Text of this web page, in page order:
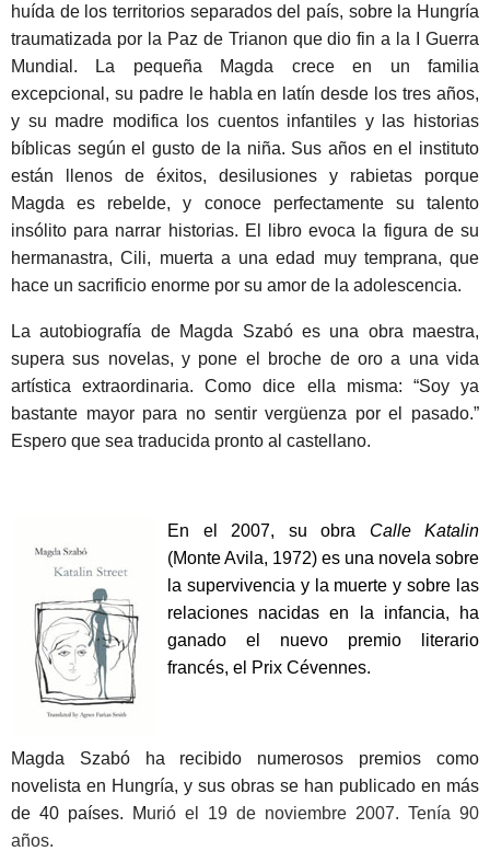
huída de los territorios separados del país, sobre la Hungría
traumatizada por la Paz de Trianon que dio fin a la I Guerra
Mundial. La pequeña Magda crece en un familia
excepcional, su padre le habla en latín desde los tres años,
y su madre modifica los cuentos infantiles y las historias
bíblicas según el gusto de la niña. Sus años en el instituto
están llenos de éxitos, desilusiones y rabietas porque
Magda es rebelde, y conoce perfectamente su talento
insólito para narrar historias. El libro evoca la figura de su
hermanastra, Cili, muerta a una edad muy temprana, que
hace un sacrificio enorme por su amor de la adolescencia.
La autobiografía de Magda Szabó es una obra maestra,
supera sus novelas, y pone el broche de oro a una vida
artística extraordinaria. Como dice ella misma: “Soy ya
bastante mayor para no sentir vergüenza por el pasado.”
Espero que sea traducida pronto al castellano.
En el 2007, su obra Calle Katalin
(Monte Avila, 1972) es una novela sobre
la supervivencia y la muerte y sobre las
relaciones nacidas en la infancia, ha
ganado el nuevo premio literario
francés, el Prix Cévennes.
Magda Szabó ha recibido numerosos premios como
novelista en Hungría, y sus obras se han publicado en más
de 40 países. Murió el 19 de noviembre 2007. Tenía 90
años.